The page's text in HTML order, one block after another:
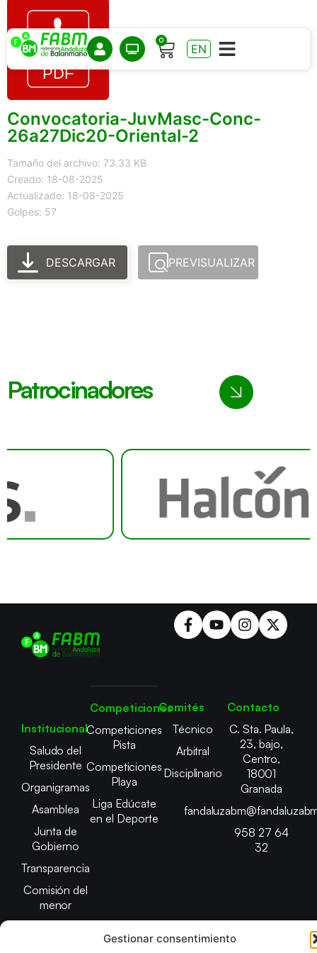
Gestionar consentimiento
0
EN
Convocatoria-JuvMasc-Conc-
26a27Dic20-Oriental-2
Tamaño del archivo: 73.33 KB
Creado: 18-08-2025
Actualizado: 18-08-2025
Golpes: 57
DESCARGAR PREVISUALIZAR
Patrocinadores
Institucional
Saludo del
Presidente
Organigramas
Asamblea
Junta de
Gobierno
Transparencia
Comisión del
menor
Competiciones
Competiciones
Pista
Competiciones
Playa
Liga Edúcate
en el Deporte
Comités
Técnico
Arbitral
Disciplinario
Contacto
C. Sta. Paula,
23, bajo,
Centro,
18001
Granada
958 27 64
32